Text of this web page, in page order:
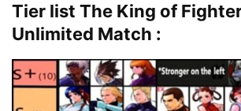
Tier list The King of
Unlimited Match :